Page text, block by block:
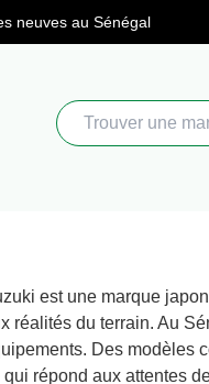
neuves au Sénégal
est une marque
réalités du terrain. Au
Des modèles
qui répond aux attentes